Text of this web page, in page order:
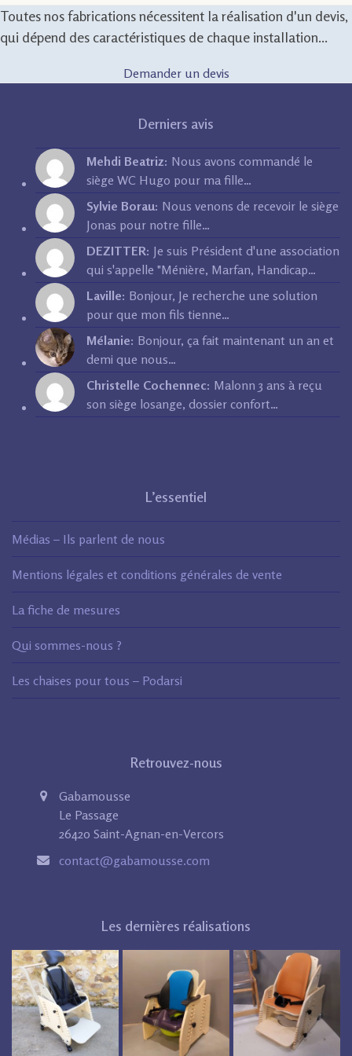
Toutes nos fabrications nécessitent la réalisation d'un devis,
qui dépend des caractéristiques de chaque installation...
Demander un devis
Derniers avis
Mehdi Beatriz: Nous avons commandé le
siège WC Hugo pour ma fille…
Sylvie Borau: Nous venons de recevoir le siège
Jonas pour notre fille…
DEZITTER: Je suis Président d'une association
qui s'appelle "Ménière, Marfan, Handicap…
Laville: Bonjour, Je recherche une solution
pour que mon fils tienne…
Mélanie: Bonjour, ça fait maintenant un an et
demi que nous…
Christelle Cochennec: Malonn 3 ans à reçu
son siège losange, dossier confort…
L’essentiel
Médias – Ils parlent de nous
Mentions légales et conditions générales de vente
La fiche de mesures
Qui sommes-nous ?
Les chaises pour tous – Podarsi
Retrouvez-nous
Gabamousse
Le Passage
26420 Saint-Agnan-en-Vercors
contact@gabamousse.com
Les dernières réalisations